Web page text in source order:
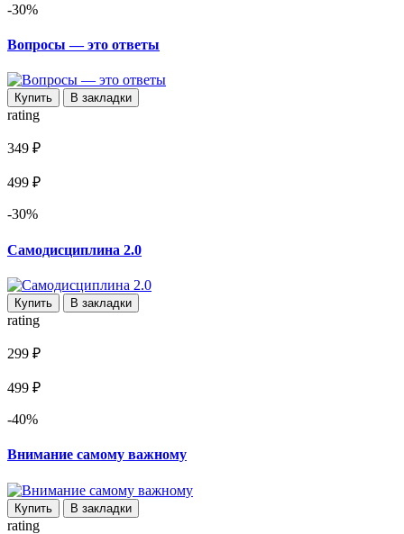
-30%
Вопросы — это ответы
Купить В закладки
rating
349 ₽
499 ₽
-30%
Самодисциплина 2.0
Купить В закладки
rating
299 ₽
499 ₽
-40%
Внимание самому важному
Купить В закладки
rating